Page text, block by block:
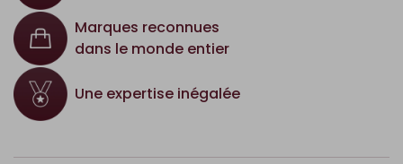
Marques reconnues
dans le monde entier
Une expertise inégalée